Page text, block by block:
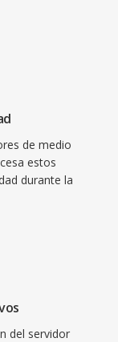
de medio
estos
durante la
del servidor